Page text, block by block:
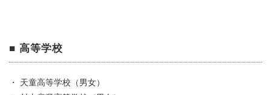
■ 高等学校
・ 天童高等学校（男女）